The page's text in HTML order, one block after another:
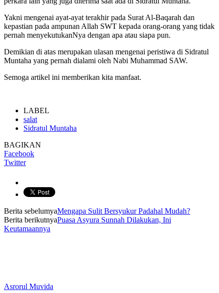
Yakni mengenai ayat-ayat terakhir pada Surat Al-Baqarah dan
kepastian pada ampunan Allah SWT kepada orang-orang yang tidak
pernah menyekutukanNya dengan apa atau siapa pun.
Demikian di atas merupakan ulasan mengenai peristiwa di Sidratul
Muntaha yang pernah dialami oleh Nabi Muhammad SAW.
Semoga artikel ini memberikan kita manfaat.
LABEL
salat
Sidratul Muntaha
BAGIKAN
Facebook
Twitter
Berita sebelumyaMengapa Sulit Bersyukur Padahal Mudah?
Berita berikutnyaPuasa Asyura Sunnah Dilakukan, Ini
Keutamaannya
Asrorul Muvida